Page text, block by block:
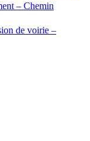
– Chemin
de voirie –